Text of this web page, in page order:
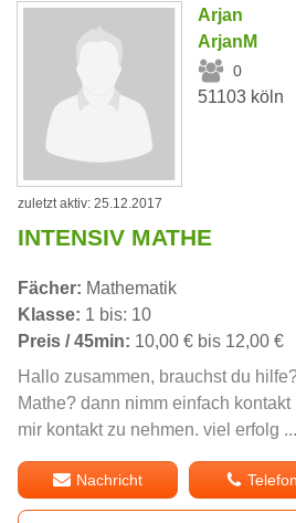
Arjan
ArjanM
0
51103 köln
zuletzt aktiv: 25.12.2017
INTENSIV MATHE
Fächer: Mathematik
Klasse: 1 bis: 10
Preis / 45min: 10,00 € bis 12,00 €
Hallo zusammen, brauchst du
Mathe? dann nimm einfach
mir kontakt zu nehmen. viel erfolg ...
Nachricht Telefon